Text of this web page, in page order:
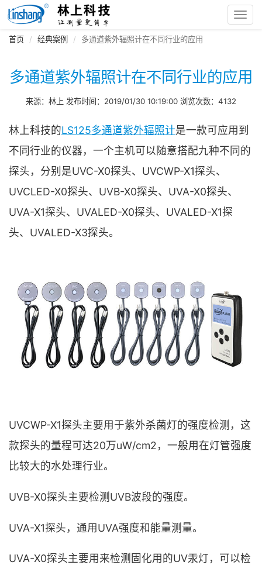
首页 经典案例 多通道紫外辐照计在不同行业的应用
多通道紫外辐照计在不同行业的应用
来源：林上 发布时间：2019/01/30 10:19:00 浏览次数：4132
林上科技的LS125多通道紫外辐照计是一款可应用到
不同行业的仪器，一个主机可以随意搭配九种不同的
探头，分别是UVC-X0探头、UVCWP-X1探头、
UVCLED-X0探头、UVB-X0探头、UVA-X0探头、
UVA-X1探头、UVALED-X0探头、UVALED-X1探
头、UVALED-X3探头。
UVCWP-X1探头主要用于紫外杀菌灯的强度检测，这
款探头的量程可达20万uW/cm2，一般用在灯管强度
比较大的水处理行业。
UVB-X0探头主要检测UVB波段的强度。
UVA-X1探头，通用UVA强度和能量测量。
UVA-X0探头主要用来检测固化用的UV汞灯，可以检